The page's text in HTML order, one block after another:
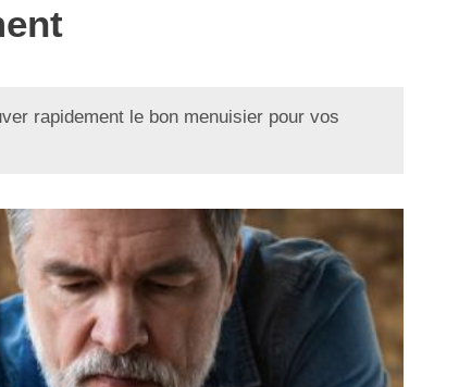
rapidement le bon menuisier pour vos